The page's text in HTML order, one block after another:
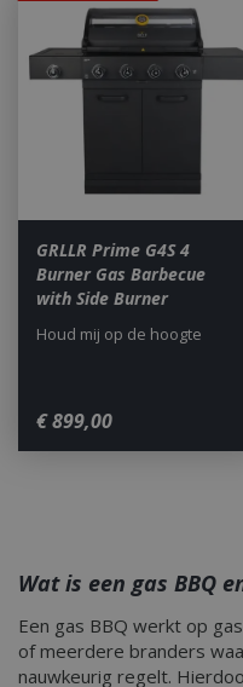
GRLLR Prime G4S 4
Burner Gas Barbecue
with Side Burner
€899,00
Houd mij op de hoogte
Wat is een gas BBQ
Een gas BBQ werkt op
of meerdere branders
nauwkeurig regelt.